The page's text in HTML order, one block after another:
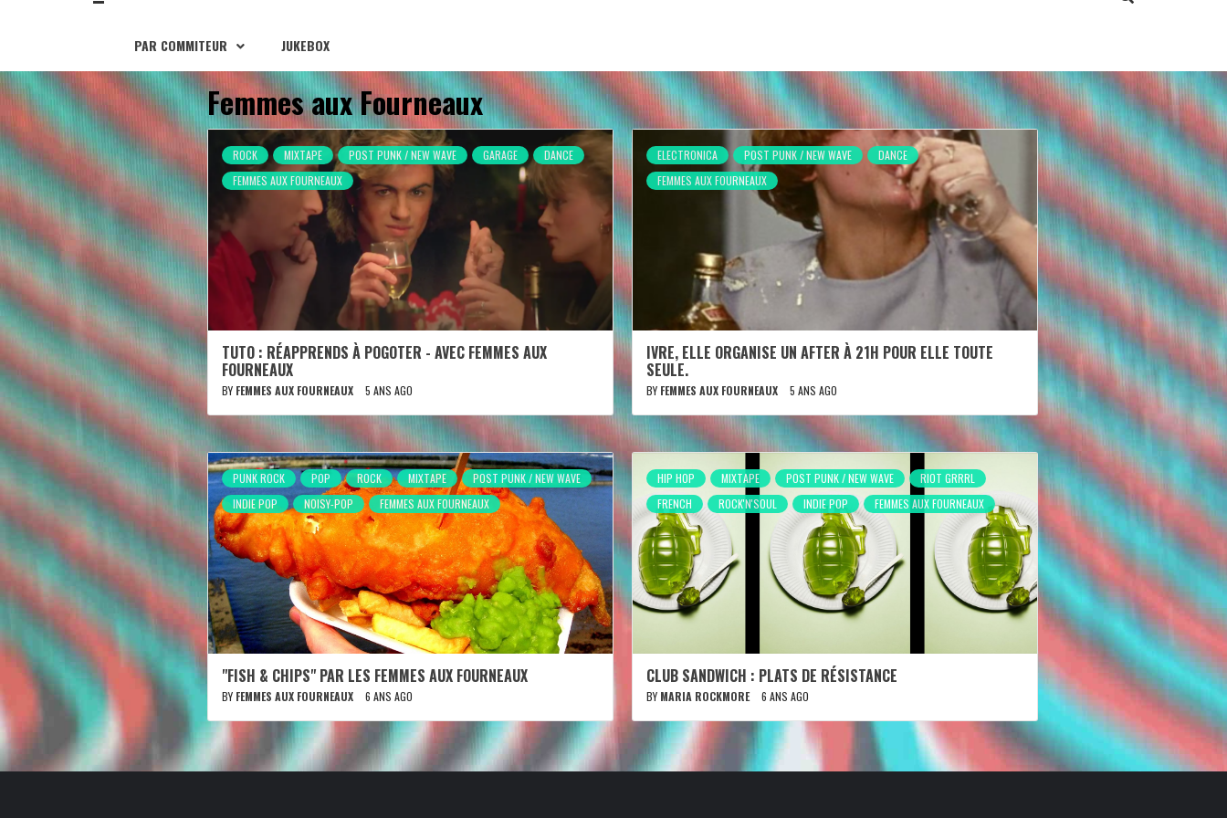
PAR COMMITEUR JUKEBOX
Femmes aux Fourneaux
ROCK MIXTAPE POST PUNK / NEW WAVE GARAGE
DANCE
FEMMES AUX FOURNEAUX
TUTO : RÉAPPRENDS À POGOTER - AVEC FEMMES AUX
FOURNEAUX
BY FEMMES AUX FOURNEAUX 5 ANS AGO
ELECTRONICA POST PUNK / NEW WAVE
DANCE
FEMMES AUX FOURNEAUX
IVRE, ELLE ORGANISE UN AFTER À 21H POUR ELLE TOUTE
SEULE.
BY FEMMES AUX FOURNEAUX 5 ANS AGO
PUNK ROCK POP ROCK MIXTAPE
POST PUNK / NEW WAVE
INDIE POP
NOISY-POP FEMMES AUX FOURNEAUX
"FISH & CHIPS" PAR LES FEMMES AUX FOURNEAUX
BY FEMMES AUX FOURNEAUX 6 ANS AGO
HIP HOP MIXTAPE POST PUNK / NEW WAVE
RIOT GRRRL
FRENCH
ROCK'N'SOUL INDIE POP FEMMES AUX FOURNEAUX
CLUB SANDWICH : PLATS DE RÉSISTANCE
BY MARIA ROCKMORE 6 ANS AGO